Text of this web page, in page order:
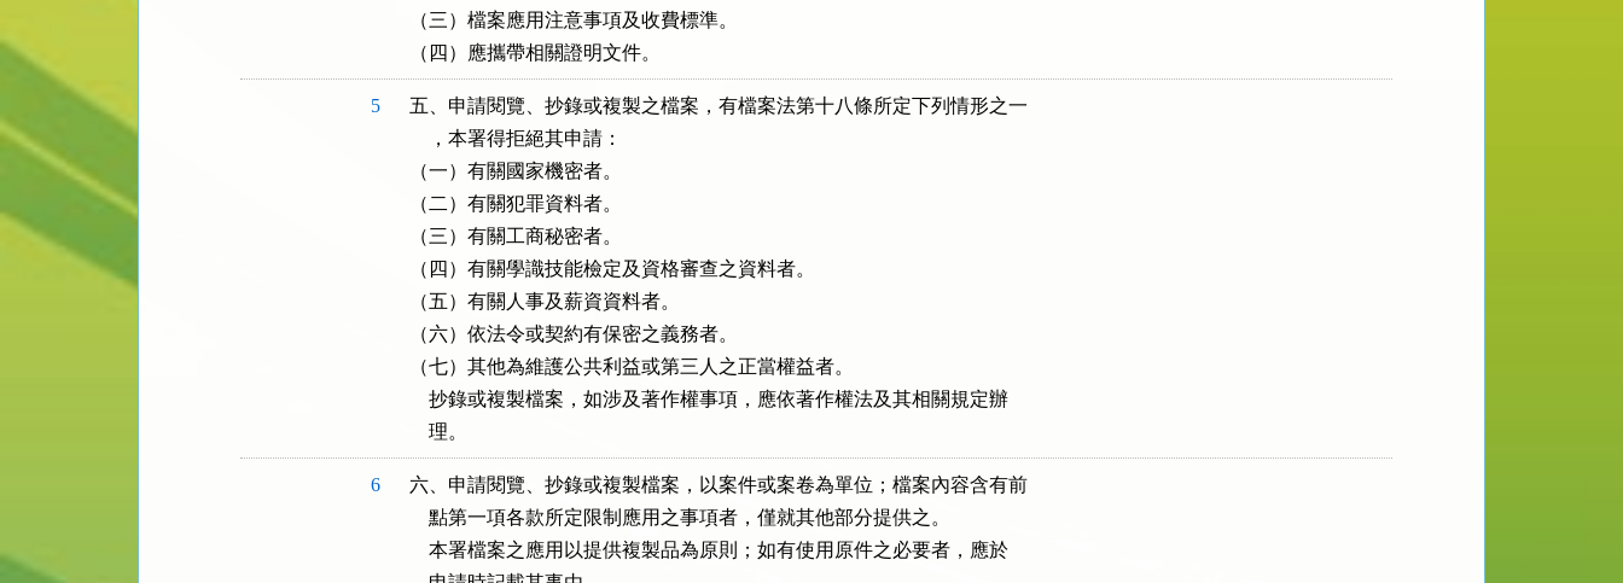
（三）檔案應用注意事項及收費標準。
（四）應攜帶相關證明文件。
5
五、申請閱覽、抄錄或複製之檔案，有檔案法第十八條所定下列情形之一
    ，本署得拒絕其申請：
（一）有關國家機密者。
（二）有關犯罪資料者。
（三）有關工商秘密者。
（四）有關學識技能檢定及資格審查之資料者。
（五）有關人事及薪資資料者。
（六）依法令或契約有保密之義務者。
（七）其他為維護公共利益或第三人之正當權益者。
    抄錄或複製檔案，如涉及著作權事項，應依著作權法及其相關規定辦
    理。
6
六、申請閱覽、抄錄或複製檔案，以案件或案卷為單位；檔案內容含有前
    點第一項各款所定限制應用之事項者，僅就其他部分提供之。
    本署檔案之應用以提供複製品為原則；如有使用原件之必要者，應於